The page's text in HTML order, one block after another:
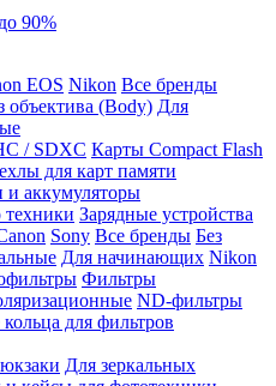
90%
EOS Nikon Все бренды
объектива (Body) Для
/ SDXC Карты Compact Flash
для карт памяти
и аккумуляторы
техники Зарядные устройства
Sony Все бренды Без
Для начинающих Nikon
Фильтры
ND-фильтры
для фильтров
Для зеркальных